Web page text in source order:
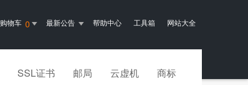
购物车 0 最新公告 帮助中心 工具箱 网站大全
SSL证书 邮局 云虚机 商标